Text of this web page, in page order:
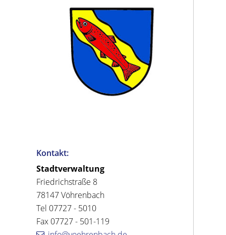
Kontakt:
Stadtverwaltung
Friedrichstraße 8
78147 Vöhrenbach
Tel 07727 - 5010
Fax 07727 - 501-119